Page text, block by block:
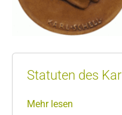
Statuten des
Mehr lesen